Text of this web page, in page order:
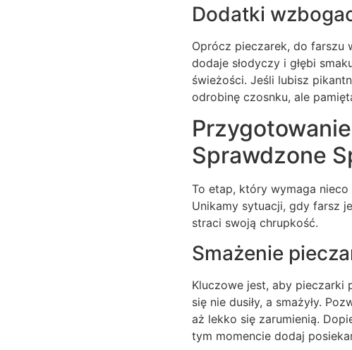
Dodatki
Oprócz pieczarek, do farszu
dodaje słodyczy i głębi
świeżości. Jeśli lubisz
odrobinę czosnku, ale
Sprawdzone
To etap, który wymaga nieco
Unikamy sytuacji, gdy farsz
straci swoją chrupkość.
Smażenie
Kluczowe jest, aby pieczarki
się nie dusiły, a smażyły.
aż lekko się zarumienią.
tym momencie dodaj